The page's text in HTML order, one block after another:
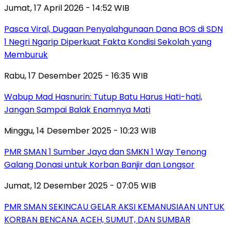
Jumat, 17 April 2026 - 14:52 WIB
Pasca Viral, Dugaan Penyalahgunaan Dana BOS di SDN
1 Negri Ngarip Diperkuat Fakta Kondisi Sekolah yang
Memburuk
Rabu, 17 Desember 2025 - 16:35 WIB
Wabup Mad Hasnurin: Tutup Batu Harus Hati-hati,
Jangan Sampai Balak Enamnya Mati
Minggu, 14 Desember 2025 - 10:23 WIB
PMR SMAN 1 Sumber Jaya dan SMKN 1 Way Tenong
Galang Donasi untuk Korban Banjir dan Longsor
Jumat, 12 Desember 2025 - 07:05 WIB
PMR SMAN SEKINCAU GELAR AKSI KEMANUSIAAN UNTUK
KORBAN BENCANA ACEH, SUMUT, DAN SUMBAR